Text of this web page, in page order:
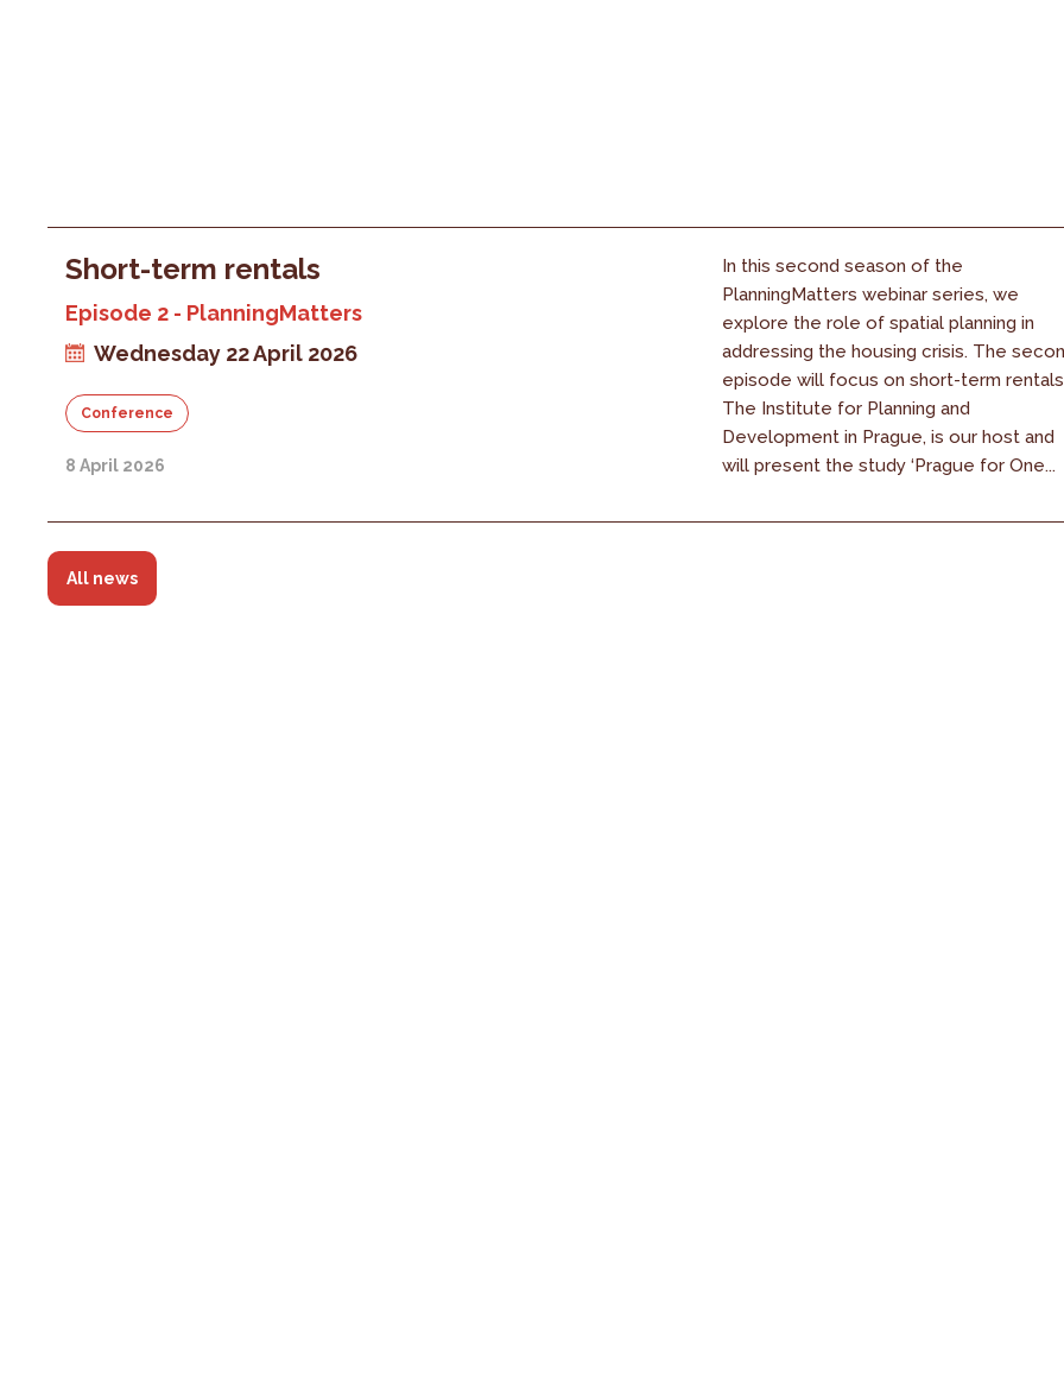
Short-term rentals
Episode 2 - PlanningMatters
Wednesday 22 April 2026
Conference
8 April 2026
In this second season of the
PlanningMatters webinar series, we
explore the role of spatial planning in
addressing the housing crisis. The
episode will focus on short-term
The Institute for Planning and
Development in Prague, is our host and
will present the study ‘Prague for One...
All news